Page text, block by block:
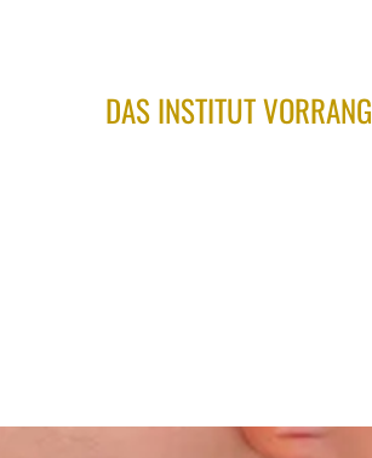
DAS INSTITUT VORRANG